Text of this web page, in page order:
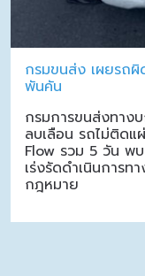
กรมขนส่ง เผยรถ
พันคัน
กรมการขนส่งทาง
ลบเลือน รถไม่ติดแ
Flow รวม 5 วัน พ
เร่งรัดดำเนินการท
กฎหมาย